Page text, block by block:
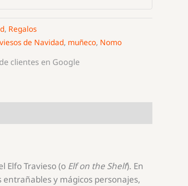
, Regalos
de Navidad, muñeco, Nomo
clientes en Google
Elfo Travieso (o Elf on the Shelf). En
y mágicos personajes,